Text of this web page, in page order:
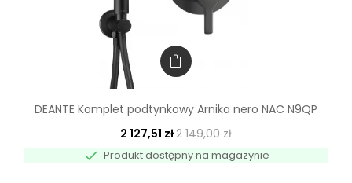
DEANTE Komplet podtynkowy Arnika nero NAC N9QP
2 127,51 zł2 149,00 zł
 Produkt dostępny na magazynie